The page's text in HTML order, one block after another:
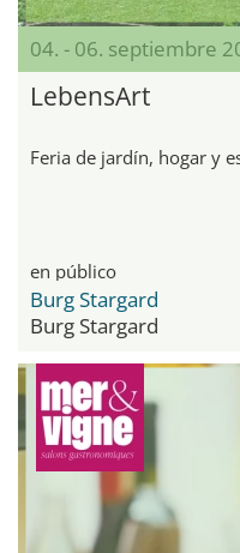
04. - 06. septiembre
LebensArt
Feria de jardín, hogar y
en público
Burg Stargard
Burg Stargard